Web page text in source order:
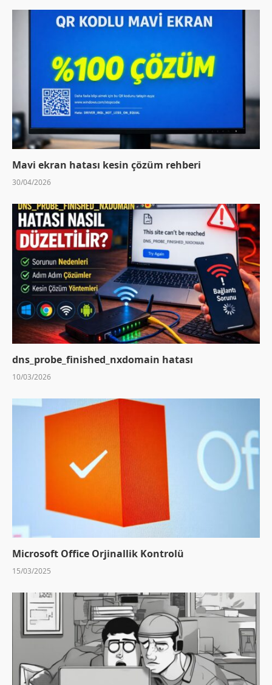
Mavi ekran hatası kesin çözüm rehberi
30/04/2026
dns_probe_finished_nxdomain hatası
10/03/2026
Microsoft Office Orjinallik Kontrolü
15/03/2025